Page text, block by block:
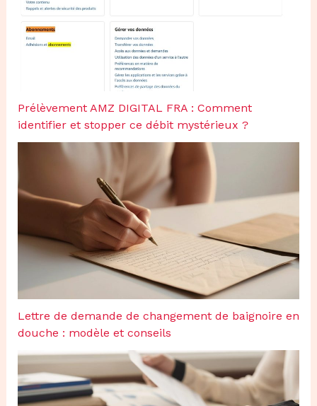
Prélèvement AMZ DIGITAL FRA : Comment
identifier et stopper ce débit mystérieux ?
Lettre de demande de changement de baignoire en
douche : modèle et conseils